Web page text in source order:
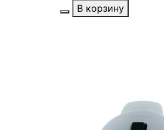
В корзину